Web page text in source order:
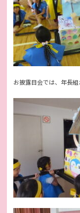
お披露目会では、年長組